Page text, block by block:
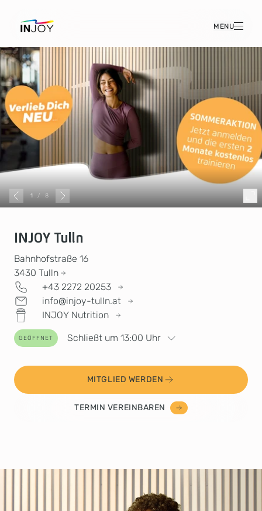
MENU
1 / 8
INJOY Tulln
Bahnhofstraße 16
3430 Tulln
+43 2272 20253
info@injoy-tulln.at
INJOY Nutrition
GEÖFFNET Schließt um 13:00 Uhr
MITGLIED WERDEN
TERMIN VEREINBAREN